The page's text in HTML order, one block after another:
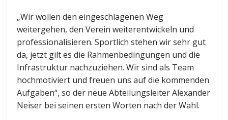
„Wir wollen den eingeschlagenen Weg
weitergehen, den Verein weiterentwickeln und
professionalisieren. Sportlich stehen wir sehr gut
da, jetzt gilt es die Rahmenbedingungen und die
Infrastruktur nachzuziehen. Wir sind als Team
hochmotiviert und freuen uns auf die kommenden
Aufgaben“, so der neue Abteilungsleiter Alexander
Neiser bei seinen ersten Worten nach der Wahl.